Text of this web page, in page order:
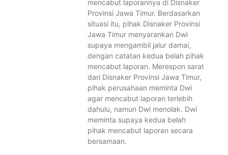
mencabut laporannya di Disnaker
Provinsi Jawa Timur. Berdasarkan
situasi itu, pihak Disnaker Provinsi
Jawa Timur menyarankan Dwi
supaya mengambil jalur damai,
dengan catatan kedua belah pihak
mencabut laporan. Merespon sarat
dari Disnaker Provinsi Jawa Timur,
pihak perusahaan meminta Dwi
agar mencabut laporan terlebih
dahulu, namun Dwi menolak. Dwi
meminta supaya kedua belah
pihak mencabut laporan secara
bersamaan.